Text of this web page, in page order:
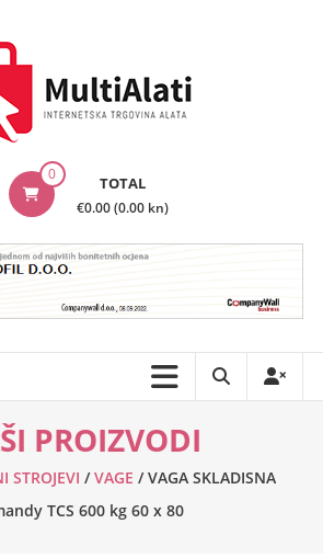
0 TOTAL
€0.00 (0.00 kn)
PROIZVODI
STROJEVI /VAGE / VAGA SKLADISNA
TCS 600 kg 60 x 80